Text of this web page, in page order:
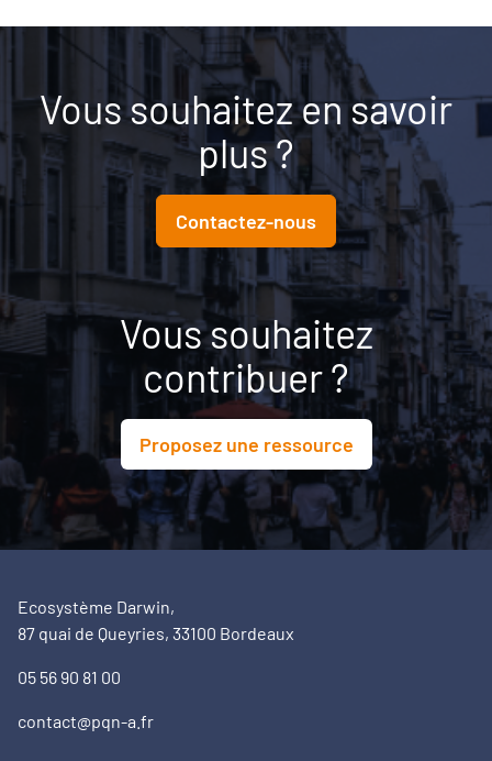
Vous souhaitez en savoir
plus ?
Contactez-nous
Vous souhaitez
contribuer ?
Proposez une ressource
Ecosystème Darwin,
87 quai de Queyries, 33100 Bordeaux
05 56 90 81 00
contact@pqn-a.fr